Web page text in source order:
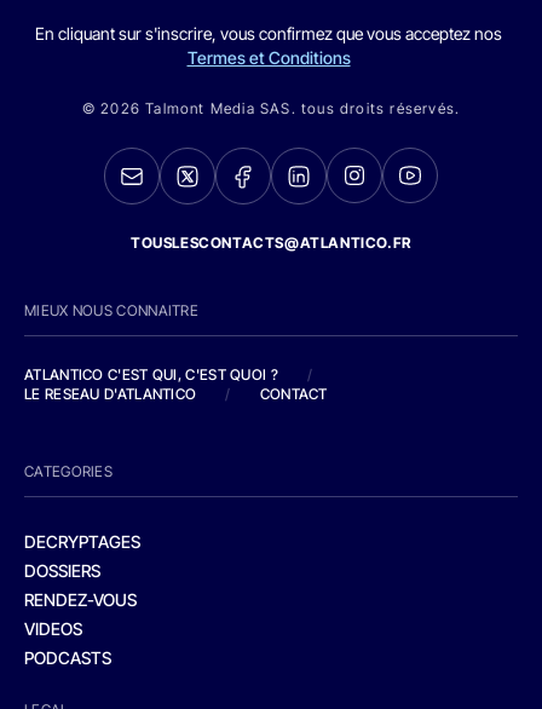
En cliquant sur s'inscrire, vous confirmez que vous acceptez nos
Termes et Conditions
© 2026 Talmont Media SAS. tous droits réservés.
TOUSLESCONTACTS@ATLANTICO.FR
MIEUX NOUS CONNAITRE
ATLANTICO C'EST QUI, C'EST QUOI ?
/
LE RESEAU D'ATLANTICO
/ CONTACT
CATEGORIES
DECRYPTAGES
DOSSIERS
RENDEZ-VOUS
VIDEOS
PODCASTS